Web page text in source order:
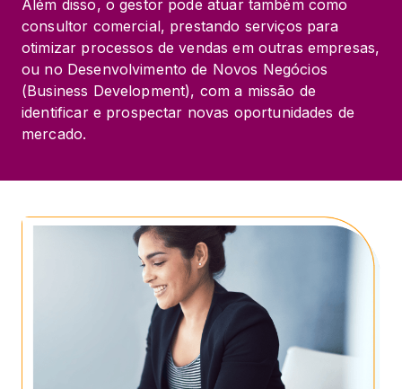
Além disso, o gestor pode atuar também como
consultor comercial, prestando serviços para
otimizar processos de vendas em outras empresas,
ou no Desenvolvimento de Novos Negócios
(Business Development), com a missão de
identificar e prospectar novas oportunidades de
mercado.